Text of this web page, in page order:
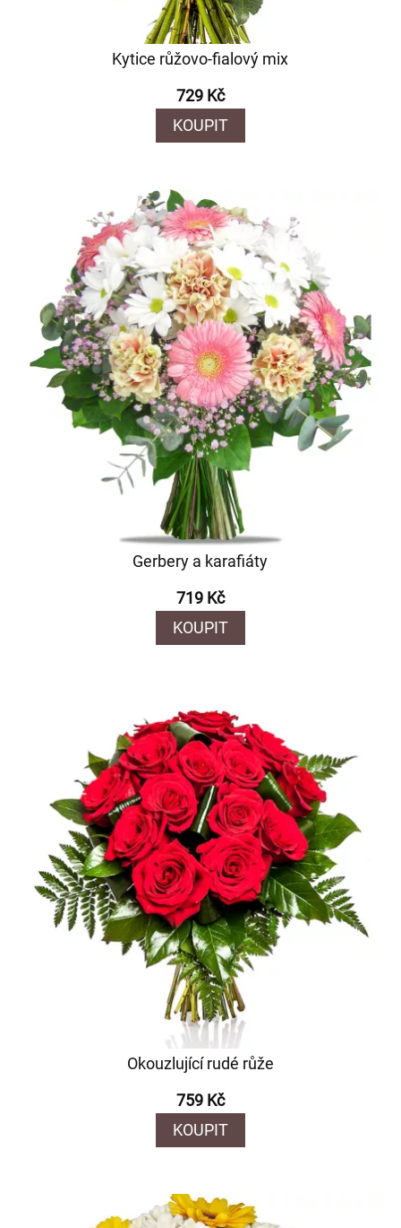
Kytice růžovo-fialový mix
729 Kč
KOUPIT
Gerbery a karafiáty
719 Kč
KOUPIT
Okouzlující rudé růže
759 Kč
KOUPIT